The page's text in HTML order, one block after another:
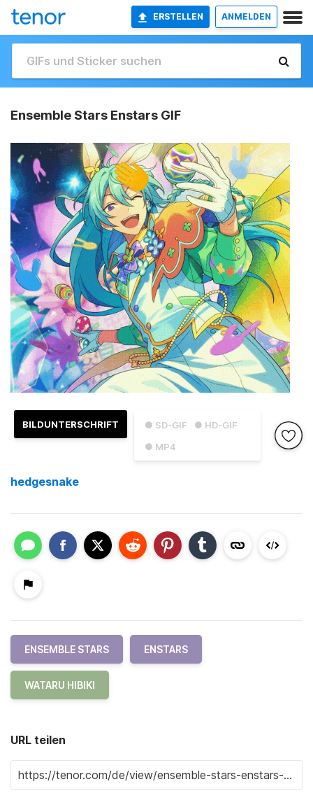
ERSTELLEN ANMELDEN
Ensemble Stars Enstars GIF
● SD-GIF
● HD-GIF
● MP4
BILDUNTERSCHRIFT
hedgesnake
ENSEMBLE STARS ENSTARS
WATARU HIBIKI
URL teilen